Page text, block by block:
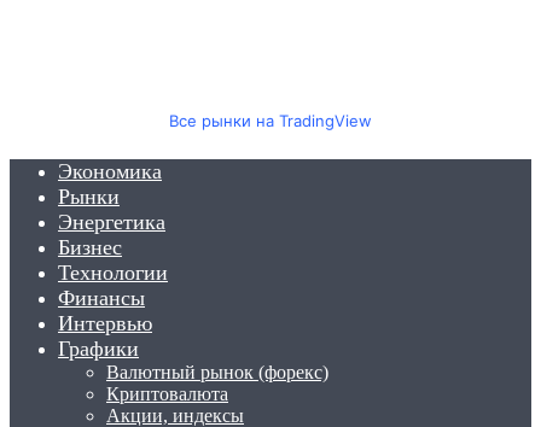
Все рынки на TradingView
Экономика
Рынки
Энергетика
Бизнес
Технологии
Финансы
Интервью
Графики
Валютный рынок (форекс)
Криптовалюта
Акции, индексы